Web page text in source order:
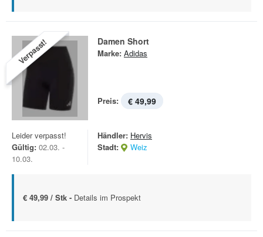
Verpasst! Damen Short
Marke: Adidas
Preis: € 49,99
Leider verpasst!
Gültig: 02.03. -
10.03.
Händler: Hervis
Stadt:
Weiz
€ 49,99 / Stk - Details im Prospekt